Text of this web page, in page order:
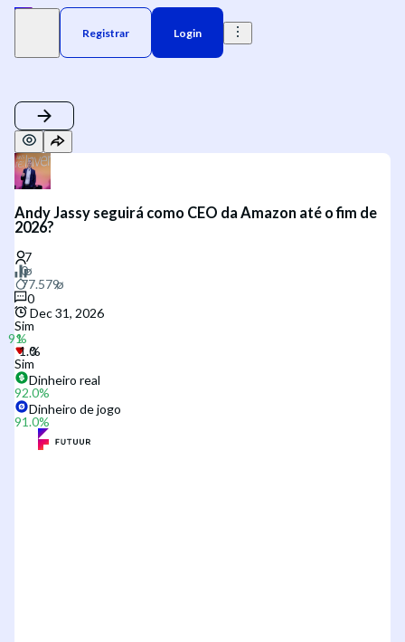
Registrar Login
Andy Jassy seguirá como CEO da Amazon até o fim de
2026?
0
Dec 31, 2026
Sim
Sim
Dinheiro real
92.0%
Dinheiro de jogo
91.0%